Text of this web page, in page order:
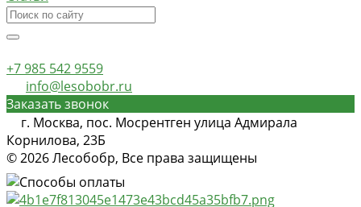
+7 985 542 9559
info@lesobobr.ru
Заказать звонок
г. Москва, пос. Мосрентген улица Адмирала
Корнилова, 23Б
© 2026 Лесобобр, Все права защищены